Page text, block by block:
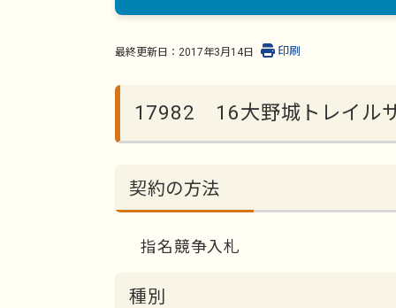
最終更新日： 2017年3月14日 印刷
17982 16大野城トレイル
契約の方法
指名競争入札
種別